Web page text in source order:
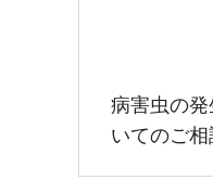
病害虫の
いてのご